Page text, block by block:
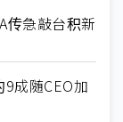
急敲台积新
成随CEO加